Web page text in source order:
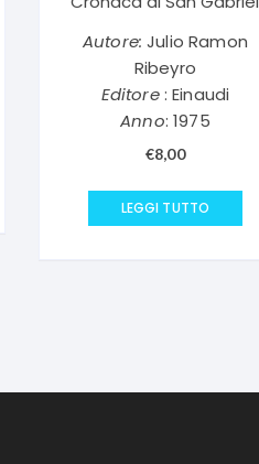
Autore: Julio Ramon
Ribeyro
Editore: Einaudi
Anno: 1975
€8,00
LEGGI TUTTO